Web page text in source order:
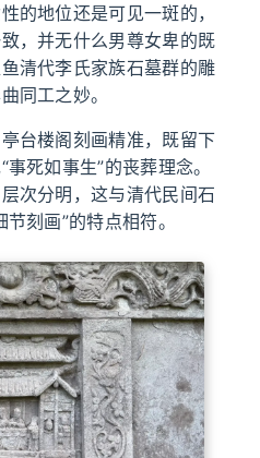
的地位还是可见一斑的，
，并无什么男尊女卑的既
清代李氏家族石墓群的雕
同工之妙。
台楼阁刻画精准，既留下
死如事生”的丧葬理念。
次分明，这与清代民间石
刻画”的特点相符。